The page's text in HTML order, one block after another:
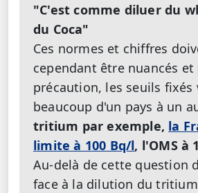
"C'est comme diluer du
du Coca"
Ces normes et chiffres
cependant être nuancés et
précaution, les seuils fixés
beaucoup d'un pays à un
tritium par exemple, la
limite à 100 Bq/l, l'OMS à
Au-delà de cette question
face à la dilution du